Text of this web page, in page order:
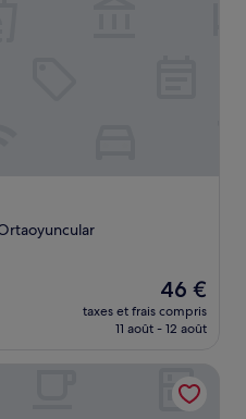
Le
nouveau
prix
de
46 €
46 €
taxes et frais compris
11 août - 12 août